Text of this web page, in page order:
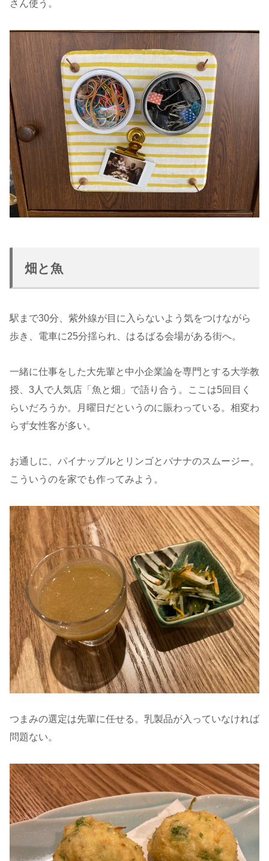
さん使う。
畑と魚
駅まで30分、紫外線が目に入らないよう気をつけながら
歩き、電車に25分揺られ、はるばる会場がある街へ。
一緒に仕事をした大先輩と中小企業論を専門とする大学教
授、3人で人気店「魚と畑」で語り合う。ここは5回目く
らいだろうか。月曜日だというのに賑わっている。相変わ
らず女性客が多い。
お通しに、パイナップルとリンゴとバナナのスムージー。
こういうのを家でも作ってみよう。
つまみの選定は先輩に任せる。乳製品が入っていなければ
問題ない。